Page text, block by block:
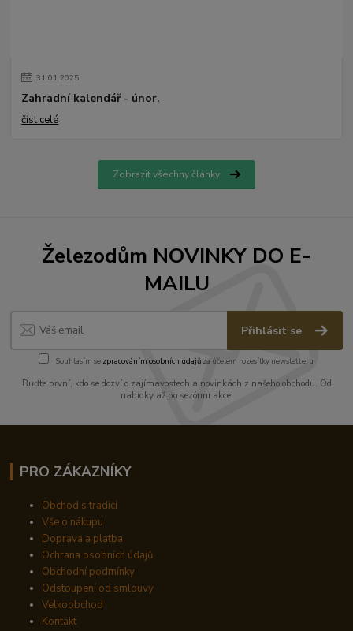
31.01.2025
Zahradní kalendář - únor.
číst celé
Zobrazit všechny články
Železodům NOVINKY DO E-
MAILU
Přihlásit se
Souhlasím se zpracováním osobních údajůza účelem rozesílky newsletteru.
Buďte první, kdo se dozví o zajímavostech a novinkách z našeho obchodu. Od
nabídky až po sezónní akce.
PRO ZÁKAZNÍKY
Obchod s tradicí
Vše o nákupu
Doprava a platba
Ochrana osobních údajů
Obchodní podmínky
Odstoupení od smlouvy
Velkoobchod
Kontakt